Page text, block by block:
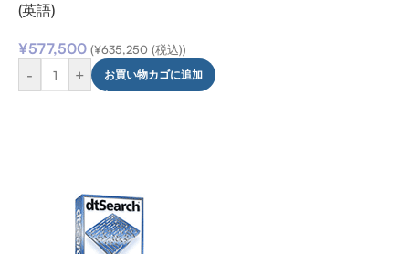
(英語)
¥577,500 (¥635,250 (税込))
- + お買い物カゴに追加